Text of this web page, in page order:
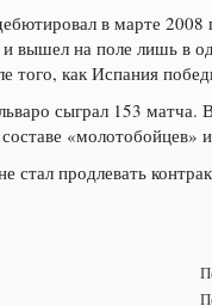
в марте 2008
вышел на поле лишь в
того, как Испания
сыграл 153 матча.
«молотобойцев»
стал продлевать